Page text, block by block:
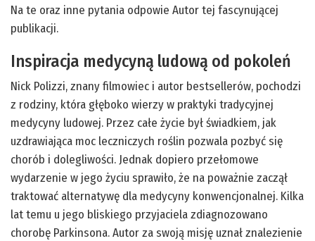
Na te oraz inne pytania odpowie Autor tej fascynującej
publikacji.
Inspiracja medycyną ludową od pokoleń
Nick Polizzi, znany filmowiec i autor bestsellerów, pochodzi
z rodziny, która głęboko wierzy w praktyki tradycyjnej
medycyny ludowej. Przez całe życie był świadkiem, jak
uzdrawiająca moc leczniczych roślin pozwala pozbyć się
chorób i dolegliwości. Jednak dopiero przełomowe
wydarzenie w jego życiu sprawiło, że na poważnie zaczął
traktować alternatywę dla medycyny konwencjonalnej. Kilka
lat temu u jego bliskiego przyjaciela zdiagnozowano
chorobę Parkinsona. Autor za swoją misję uznał znalezienie